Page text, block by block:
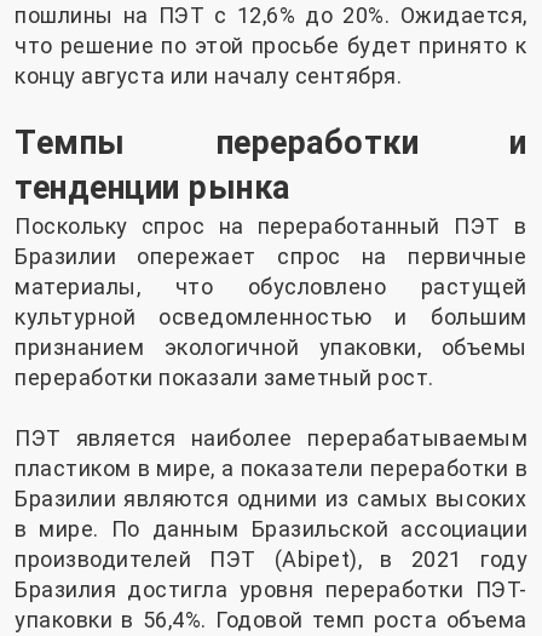
пошлины на ПЭТ с 12,6% до 20%. Ожидается,
что решение по этой просьбе будет принято к
концу августа или началу сентября.
Темпы переработки и
тенденции рынка
Поскольку спрос на переработанный ПЭТ в
Бразилии опережает спрос на первичные
материалы, что обусловлено растущей
культурной осведомленностью и большим
признанием экологичной упаковки, объемы
переработки показали заметный рост.
ПЭТ является наиболее перерабатываемым
пластиком в мире, а показатели переработки в
Бразилии являются одними из самых высоких
в мире. По данным Бразильской ассоциации
производителей ПЭТ (Abipet), в 2021 году
Бразилия достигла уровня переработки ПЭТ-
упаковки в 56,4%. Годовой темп роста объема